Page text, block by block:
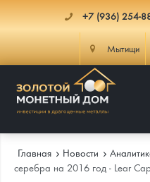
+7 (936) 254-
Мытищи
Главная Новости
серебра на 2016 год - Lear